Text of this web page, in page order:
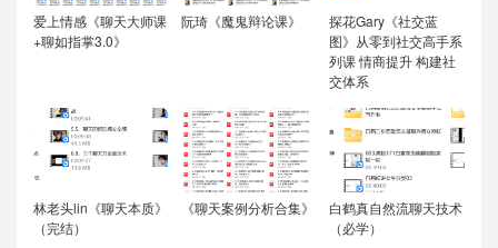
爱上情感《聊天大师课
+聊如指掌3.0》
阮琦《魔鬼辩论课》
探花Gary《社交蓝
图》从零到社交高手系
列课 情商提升 构建社
交体系
林老头lin《聊天本质》
（完结）
《聊天案例分析合集》
白鹤真自然流聊天技术
（必学）